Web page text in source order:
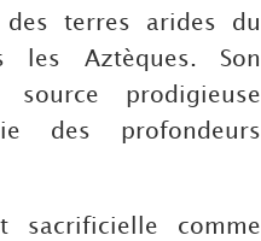
terres arides du
Aztèques. Son
prodigieuse
des profondeurs
comme